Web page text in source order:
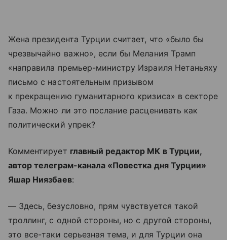
Жена президента Турции считает, что «было бы
чрезвычайно важно», если бы Мелания Трамп
«направила премьер-министру Израиля Нетаньяху
письмо с настоятельным призывом
к прекращению гуманитарного кризиса» в секторе
Газа. Можно ли это послание расценивать как
политический упрек?
Комментирует главный редактор МК в Турции,
автор телеграм-канала «Повестка дня Турции»
Яшар Ниязбаев:
— Здесь, безусловно, прям чувствуется такой
троллинг, с одной стороны, но с другой стороны,
это все-таки серьезная тема, и для Турции она